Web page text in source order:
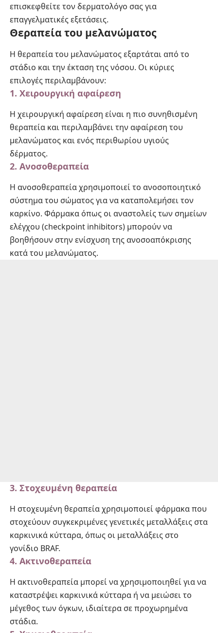
επισκεφθείτε τον δερματολόγο σας για
επαγγελματικές εξετάσεις.
Θεραπεία του μελανώματος
Η θεραπεία του μελανώματος εξαρτάται από το
στάδιο και την έκταση της νόσου. Οι κύριες
επιλογές περιλαμβάνουν:
1. Χειρουργική αφαίρεση
Η χειρουργική αφαίρεση είναι η πιο συνηθισμένη
θεραπεία και περιλαμβάνει την αφαίρεση του
μελανώματος και ενός περιθωρίου υγιούς
δέρματος.
2. Ανοσοθεραπεία
Η ανοσοθεραπεία χρησιμοποιεί το ανοσοποιητικό
σύστημα του σώματος για να καταπολεμήσει τον
καρκίνο. Φάρμακα όπως οι αναστολείς των σημείων
ελέγχου (checkpoint inhibitors) μπορούν να
βοηθήσουν στην ενίσχυση της ανοσοαπόκρισης
κατά του μελανώματος.
3. Στοχευμένη θεραπεία
Η στοχευμένη θεραπεία χρησιμοποιεί φάρμακα που
στοχεύουν συγκεκριμένες γενετικές μεταλλάξεις στα
καρκινικά κύτταρα, όπως οι μεταλλάξεις στο
γονίδιο BRAF.
4. Ακτινοθεραπεία
Η ακτινοθεραπεία μπορεί να χρησιμοποιηθεί για να
καταστρέψει καρκινικά κύτταρα ή να μειώσει το
μέγεθος των όγκων, ιδιαίτερα σε προχωρημένα
στάδια.